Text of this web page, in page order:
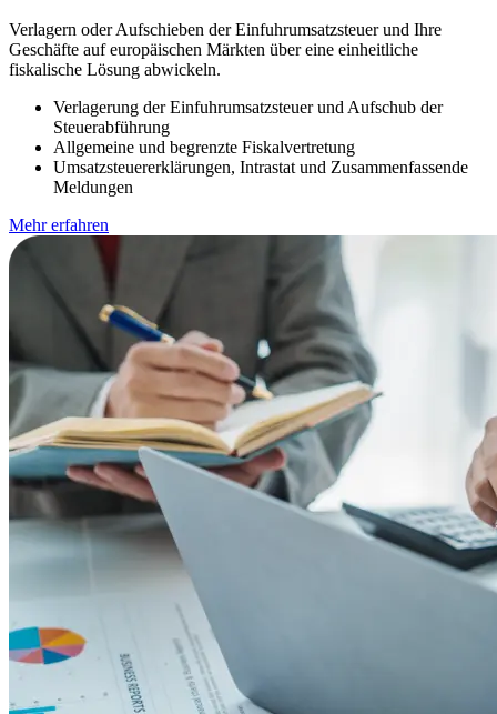
Verlagern oder Aufschieben der Einfuhrumsatzsteuer und Ihre
Geschäfte auf europäischen Märkten über eine einheitliche
fiskalische Lösung abwickeln.
Verlagerung der Einfuhrumsatzsteuer und Aufschub der
Steuerabführung
Allgemeine und begrenzte Fiskalvertretung
Umsatzsteuererklärungen, Intrastat und Zusammenfassende
Meldungen
Mehr erfahren